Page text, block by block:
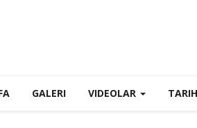
GALERI VIDEOLAR